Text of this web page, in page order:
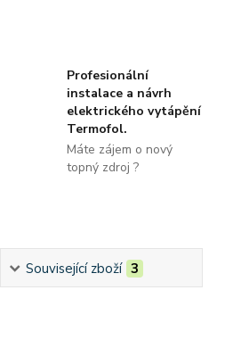
Profesionální
instalace a návrh
elektrického vytápění
Termofol.
Máte zájem o nový
topný zdroj ?
Související zboží 3